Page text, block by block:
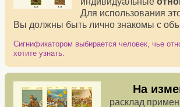
Для использования
Вы должны быть лично знакомы с
Сигнификатором выбирается человек, чье
хотите узнать.
На
расклад